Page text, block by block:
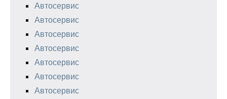
Автосервис
Автосервис
Автосервис
Автосервис
Автосервис
Автосервис
Автосервис